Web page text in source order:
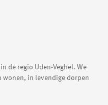
de regio Uden-Veghel. We
in levendige dorpen